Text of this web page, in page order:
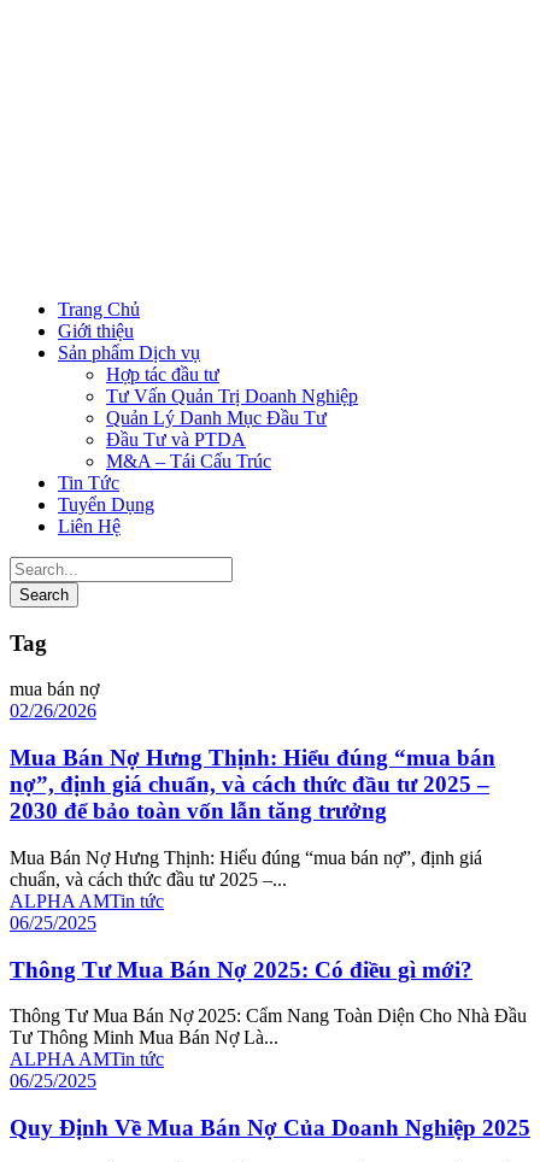
Trang Chủ
Giới thiệu
Sản phẩm Dịch vụ
Hợp tác đầu tư
Tư Vấn Quản Trị Doanh Nghiệp
Quản Lý Danh Mục Đầu Tư
Đầu Tư và PTDA
M&A – Tái Cấu Trúc
Tin Tức
Tuyển Dụng
Liên Hệ
Tag
mua bán nợ
02/26/2026
Mua Bán Nợ Hưng Thịnh: Hiểu đúng “mua bán
nợ”, định giá chuẩn, và cách thức đầu tư 2025 –
2030 để bảo toàn vốn lẫn tăng trưởng
Mua Bán Nợ Hưng Thịnh: Hiểu đúng “mua bán nợ”, định giá
chuẩn, và cách thức đầu tư 2025 –...
ALPHA AMTin tức
06/25/2025
Thông Tư Mua Bán Nợ 2025: Có điều gì mới?
Thông Tư Mua Bán Nợ 2025: Cẩm Nang Toàn Diện Cho Nhà Đầu
Tư Thông Minh Mua Bán Nợ Là...
ALPHA AMTin tức
06/25/2025
Quy Định Về Mua Bán Nợ Của Doanh Nghiệp 2025